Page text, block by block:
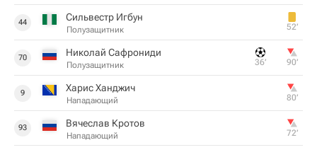
44 Сильвестр Игбун
Полузащитник 52‎’‎
70 Николай Сафрониди
Полузащитник 36‎’‎ 90‎’‎
9 Харис Ханджич
Нападающий 80‎’‎
93 Вячеслав Кротов
Нападающий 72‎’‎